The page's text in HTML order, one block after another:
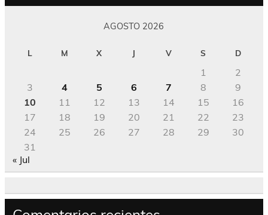
AGOSTO 2026
L M X J V S D
1
2
3
4 5 6 7 8
9
10
11 12 13 14 15
16
17
18 19 20 21 22
23
24
25 26 27 28 29
30
31
« Jul